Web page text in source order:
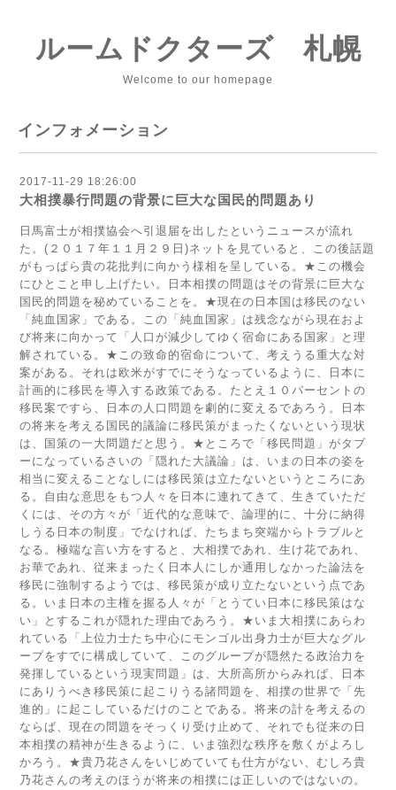
ルームドクターズ 札幌
Welcome to our homepage
インフォメーション
2017-11-29 18:26:00
大相撲暴行問題の背景に巨大な国民的問題あり
日馬富士が相撲協会へ引退届を出したというニュースが流れ
た。(２０１７年１１月２９日)ネットを見ていると、この後話題
がもっぱら貴の花批判に向かう様相を呈している。★この機会
にひとこと申し上げたい。日本相撲の問題はその背景に巨大な
国民的問題を秘めていることを。★現在の日本国は移民のない
「純血国家」である。この「純血国家」は残念ながら現在およ
び将来に向かって「人口が減少してゆく宿命にある国家」と理
解されている。★この致命的宿命について、考えうる重大な対
案がある。それは欧米がすでにそうなっているように、日本に
計画的に移民を導入する政策である。たとえ１０パーセントの
移民案ですら、日本の人口問題を劇的に変えるであろう。日本
の将来を考える国民的議論に移民策がまったくないという現状
は、国策の一大問題だと思う。★ところで「移民問題」がタブ
ーになっているさいの「隠れた大議論」は、いまの日本の姿を
相当に変えることなしには移民策は立たないというところにあ
る。自由な意思をもつ人々を日本に連れてきて、生きていただ
くには、その方々が「近代的な意味で、論理的に、十分に納得
しうる日本の制度」でなければ、たちまち突端からトラブルと
なる。極端な言い方をすると、大相撲であれ、生け花であれ、
お華であれ、従来まったく日本人にしか通用しなかった論法を
移民に強制するようでは、移民策が成り立たないという点であ
る。いま日本の主権を握る人々が「とうてい日本に移民策はな
い」とするこれが隠れた理由であろう。★いま大相撲にあらわ
れている「上位力士たち中心にモンゴル出身力士が巨大なグル
ープをすでに構成していて、このグループが隠然たる政治力を
発揮しているという現実問題」は、大所高所からみれば、日本
にありうべき移民策に起こりうる諸問題を、相撲の世界で「先
進的」に起こしているだけのことである。将来の計を考えるの
ならば、現在の問題をそっくり受け止めて、それでも従来の日
本相撲の精神が生きるように、いま強烈な秩序を敷くがよろし
かろう。★貴乃花さんをいじめていても仕方がない、むしろ貴
乃花さんの考えのほうが将来の相撲には正しいのではないの。